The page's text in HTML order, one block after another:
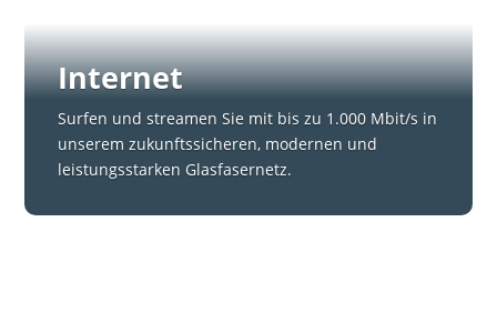
Internet
Surfen und streamen Sie mit bis zu 1.000 Mbit/s in
unserem zukunftssicheren, modernen und
leistungsstarken Glasfasernetz.